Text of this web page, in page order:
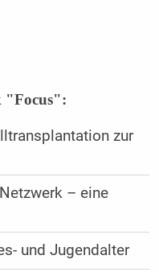
"Focus":
zur
– eine
und Jugendalter